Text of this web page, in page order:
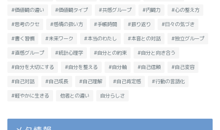
#価値観の違い #価値観タイプ #共感グループ #内観力 #心の整え方
#思考のクセ #感情の扱い方 #手帳時間 #振り返り #日々の気づき
#書く習慣 #未来ワーク #本当のわたし #本音との対話 #独立グループ
#直感グループ #統計心理学 #自分との約束 #自分と向き合う
#自分を大切にする #自分を整える #自分軸 #自己信頼 #自己変容
#自己対話 #自己成長 #自己理解 #自己肯定感 #行動の言語化
#軽やかに生きる 他者との違い 自分らしさ